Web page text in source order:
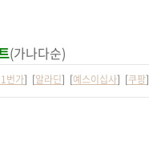
(가나다순)
번가] [알라딘] [예스이십사] [쿠팡]